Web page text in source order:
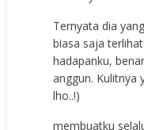
Ternyata dia
biasa saja
hadapanku,
anggun. Kulitnya
lho..!)
membuatku